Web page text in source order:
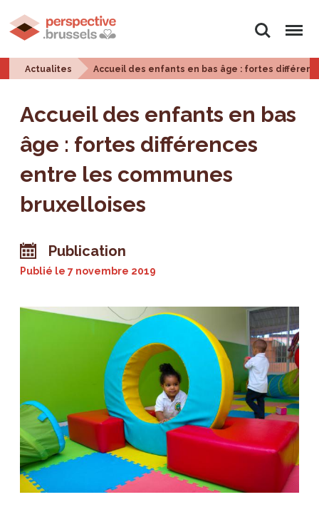
Rechercher
Menu
Actualites Accueil des enfants en bas âge : fortes
Accueil des enfants en bas
âge : fortes différences
entre les communes
bruxelloises
Publication
Publié le7 novembre 2019